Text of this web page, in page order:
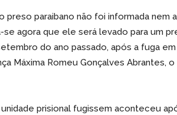
paraibano não foi informada nem a
agora que ele será levado para um
do ano passado, após a fuga em
Máxima Romeu Gonçalves Abrantes, o
prisional fugissem aconteceu